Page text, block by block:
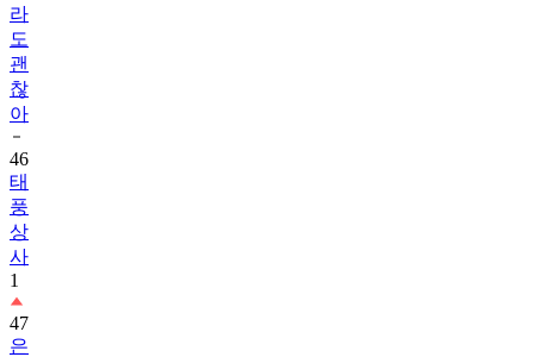
라
도
괜
찮
아
46
태
풍
상
사
1
47
은